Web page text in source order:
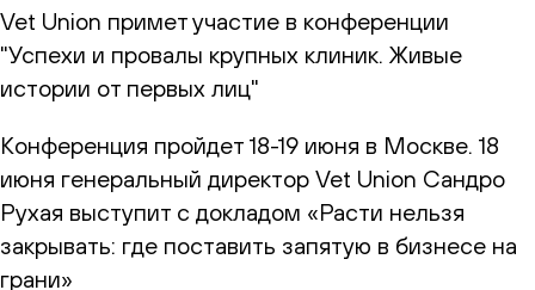
Vet Union примет участие в конференции
"Успехи и провалы крупных клиник. Живые
истории от первых лиц"
Конференция пройдет 18-19 июня в Москве. 18
июня генеральный директор Vet Union Сандро
Рухая выступит с докладом «Расти нельзя
закрывать: где поставить запятую в бизнесе на
грани»